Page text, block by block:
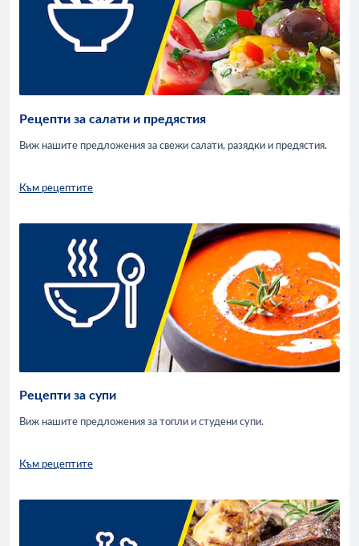
Рецепти за салати и предястия
Виж нашите предложения за свежи салати, разядки и предястия.
Към рецептите
Рецепти за супи
Виж нашите предложения за топли и студени супи.
Към рецептите